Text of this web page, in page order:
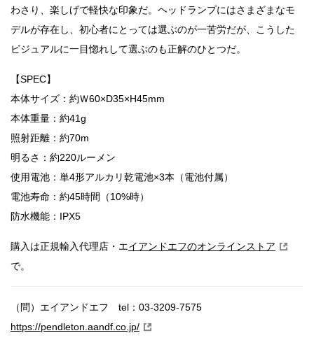
わさり、楽しげで軽快な印象だ。ヘッドランプにはさまざまなモ
デルが存在し、初心者にとっては選ぶのが一苦労だが、こうした
ビジュアルに一目惚れして選ぶのも正解のひとつだ。
【SPEC】
本体サイズ：約Ｗ60×D35×H45mm
本体重量：約41g
照射距離：約70m
明るさ：約220ルーメン
使用電池：単4形アルカリ乾電池×3本（電池付属）
電池寿命：約45時間（10%時）
防水機能：IPX5
購入は正規輸入代理店・エイアンドエフのオンラインストア
で。
（問）エイアンドエフ tel：03-3209-7575
https://pendleton.aandf.co.jp/